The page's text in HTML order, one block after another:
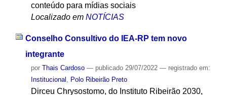
conteúdo para mídias sociais
Localizado em NOTÍCIAS
Conselho Consultivo do IEA-RP tem novo
integrante
por Thais Cardoso — publicado29/07/2022 — registrado em:
Institucional , Polo Ribeirão Preto
Dirceu Chrysostomo, do Instituto Ribeirão 2030,